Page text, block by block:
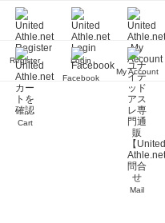
Register
Login
My Account
Cart
Facebook
Mail